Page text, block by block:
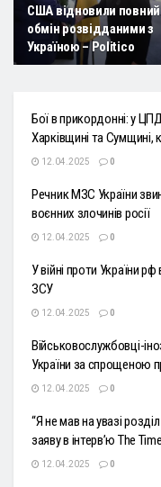
США відновили повний
обмін розвідданими з
Україною – Politico
Бої в прикордонні: у
Харківщині та Сумщині,
12.04.2025 0
Речник МЗС України
воєнних злочинів росії
12.04.2025 0
У війні проти України
ЗСУ
12.04.2025 0
Військовослужбовці-
України за спрощеною
12.04.2025 0
“Я не мав на увазі
заяву в інтерв’ю The
12.04.2025 0